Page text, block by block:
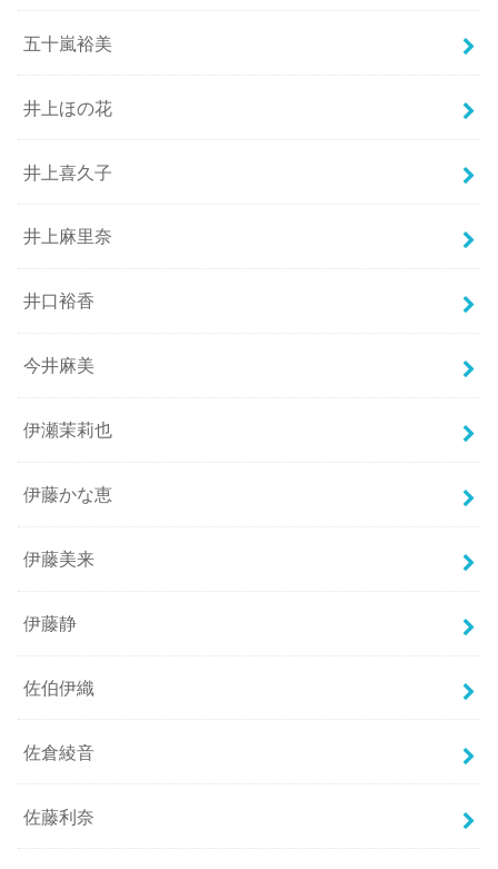
五十嵐裕美
井上ほの花
井上喜久子
井上麻里奈
井口裕香
今井麻美
伊瀬茉莉也
伊藤かな恵
伊藤美来
伊藤静
佐伯伊織
佐倉綾音
佐藤利奈